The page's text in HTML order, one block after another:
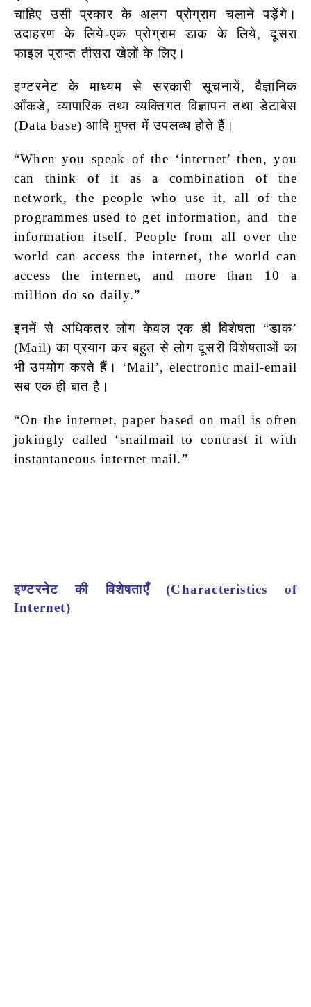
चाहिए उसी प्रकार के अलग प्रोग्राम चलाने पड़ेंगे।
उदाहरण के लिये-एक प्रोग्राम डाक के लिये, दूसरा
फाइल प्राप्त तीसरा खेलों के लिए।
इण्टरनेट के माध्यम से सरकारी सूचनायें, वैज्ञानिक
आँकडे, व्यापारिक तथा व्यक्तिगत विज्ञापन तथा डेटाबेस
(Data base) आदि मुफ्त में उपलब्ध होते हैं।
“When you speak of the ‘internet’ then, you
can think of it as a combination of the
network, the people who use it, all of the
programmes used to get information, and the
information itself. People from all over the
world can access the internet, the world can
access the internet, and more than 10 a
million do so daily.”
इनमें से अधिकतर लोग केवल एक ही विशेषता “डाक’
(Mail) का प्रयाग कर बहुत से लोग दूसरी विशेषताओं का
भी उपयोग करते हैं। ‘Mail’, electronic mail-email
सब एक ही बात है।
“On the internet, paper based on mail is often
jokingly called ‘snailmail to contrast it with
instantaneous internet mail.”
इण्टरनेट की विशेषताएँ (Characteristics of
Internet)